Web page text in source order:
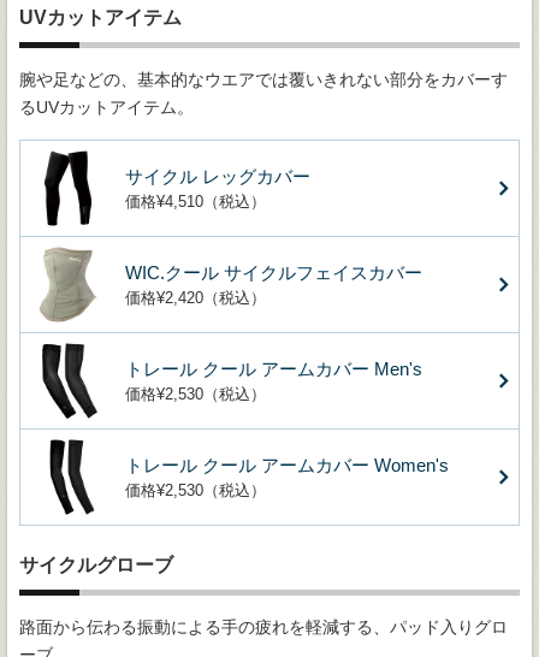
UVカットアイテム
腕や足などの、基本的なウエアでは覆いきれない部分をカバーす
るUVカットアイテム。
サイクル レッグカバー
価格¥4,510（税込）
WIC.クール サイクルフェイスカバー
価格¥2,420（税込）
トレール クール アームカバー Men's
価格¥2,530（税込）
トレール クール アームカバー Women's
価格¥2,530（税込）
サイクルグローブ
路面から伝わる振動による手の疲れを軽減する、パッド入りグロ